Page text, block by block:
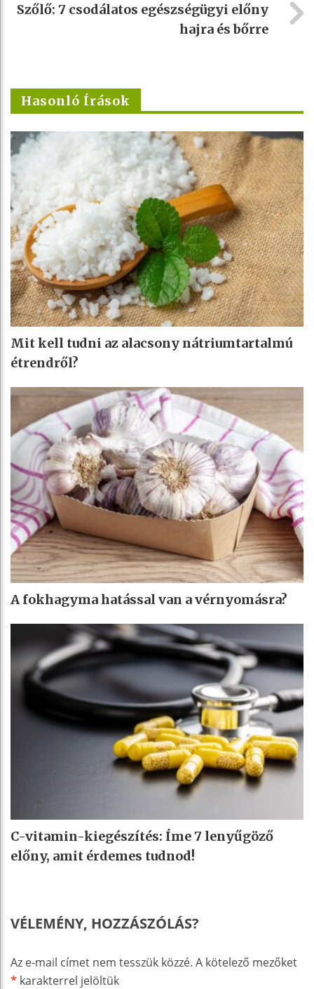
Szőlő: 7 csodálatos egészségügyi előny
hajra és bőrre
Hasonló Írások
Mit kell tudni az alacsony nátriumtartalmú
étrendről?
A fokhagyma hatással van a vérnyomásra?
C-vitamin-kiegészítés: Íme 7 lenyűgöző
előny, amit érdemes tudnod!
VÉLEMÉNY, HOZZÁSZÓLÁS?
Az e-mail címet nem tesszük közzé. A kötelező mezőket
* karakterrel jelöltük